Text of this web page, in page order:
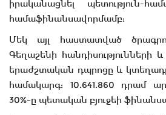
իրականացնել պետություն-
համաֆինանսավորմամբ:
Մեկ այլ հաստատված
Գեղաշենի հանդիսությունների
երաժշտական դպրոցը և
համակարգ: 10.641.860 դրամ
30%-ը պետական բյուջեի